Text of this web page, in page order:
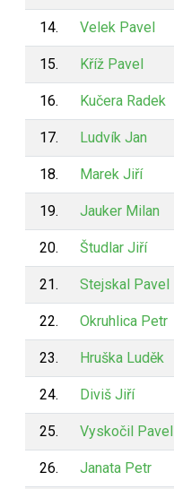
14. Velek Pavel
15. Kříž Pavel
16. Kučera Radek
17. Ludvík Jan
18. Marek Jiří
19. Jauker Milan
20. Študlar Jiří
21. Stejskal Pavel
22. Okruhlica Petr
23. Hruška Luděk
24. Diviš Jiří
25. Vyskočil Pavel
26. Janata Petr